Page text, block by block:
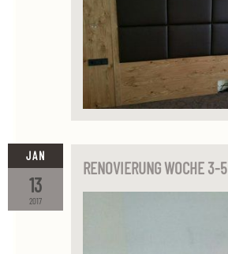
2017
13
JAN
RENOVIERUNG WOCHE 3-5